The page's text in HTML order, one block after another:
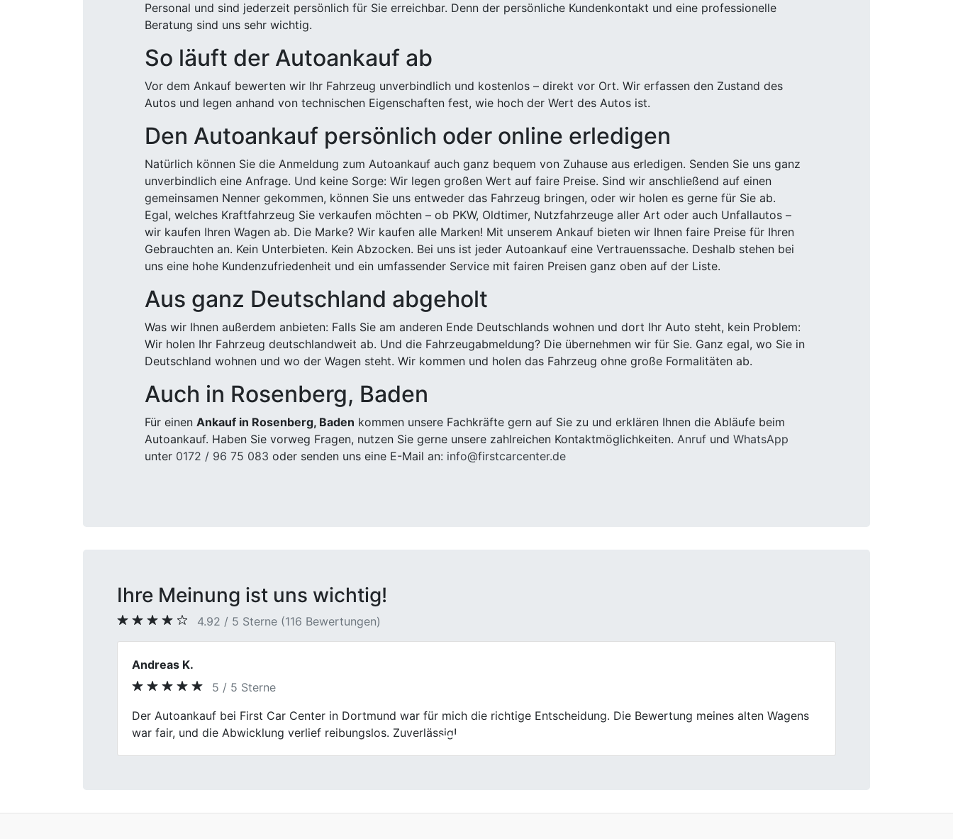
Personal und sind jederzeit persönlich für Sie erreichbar. Denn der persönliche Kundenkontakt und eine professionelle
Beratung sind uns sehr wichtig.
So läuft der Autoankauf ab
Vor dem Ankauf bewerten wir Ihr Fahrzeug unverbindlich und kostenlos – direkt vor Ort. Wir erfassen den Zustand des
Autos und legen anhand von technischen Eigenschaften fest, wie hoch der Wert des Autos ist.
Den Autoankauf persönlich oder online erledigen
Natürlich können Sie die Anmeldung zum Autoankauf auch ganz bequem von Zuhause aus erledigen. Senden Sie uns ganz
unverbindlich eine Anfrage. Und keine Sorge: Wir legen großen Wert auf faire Preise. Sind wir anschließend auf einen
gemeinsamen Nenner gekommen, können Sie uns entweder das Fahrzeug bringen, oder wir holen es gerne für Sie ab.
Egal, welches Kraftfahrzeug Sie verkaufen möchten – ob PKW, Oldtimer, Nutzfahrzeuge aller Art oder auch Unfallautos –
wir kaufen Ihren Wagen ab. Die Marke? Wir kaufen alle Marken! Mit unserem Ankauf bieten wir Ihnen faire Preise für Ihren
Gebrauchten an. Kein Unterbieten. Kein Abzocken. Bei uns ist jeder Autoankauf eine Vertrauenssache. Deshalb stehen bei
uns eine hohe Kundenzufriedenheit und ein umfassender Service mit fairen Preisen ganz oben auf der Liste.
Aus ganz Deutschland abgeholt
Was wir Ihnen außerdem anbieten: Falls Sie am anderen Ende Deutschlands wohnen und dort Ihr Auto steht, kein Problem:
Wir holen Ihr Fahrzeug deutschlandweit ab. Und die Fahrzeugabmeldung? Die übernehmen wir für Sie. Ganz egal, wo Sie in
Deutschland wohnen und wo der Wagen steht. Wir kommen und holen das Fahrzeug ohne große Formalitäten ab.
Auch in Rosenberg, Baden
Für einen Ankauf in Rosenberg, Baden kommen unsere Fachkräfte gern auf Sie zu und erklären Ihnen die Abläufe beim
Autoankauf. Haben Sie vorweg Fragen, nutzen Sie gerne unsere zahlreichen Kontaktmöglichkeiten. Anruf und WhatsApp
unter 0172 / 96 75 083 oder senden uns eine E-Mail an: info@firstcarcenter.de
Ihre Meinung ist uns wichtig!
4.92 / 5 Sterne (116 Bewertungen)
Volker Hahn
4 / 5 Sterne
Der Verkauf meines Fahrzeugs verlief geordnet und professionell. Die Kommunikation war sachlich, hätte aber stellenweise
etwas ausführlicher sein können.